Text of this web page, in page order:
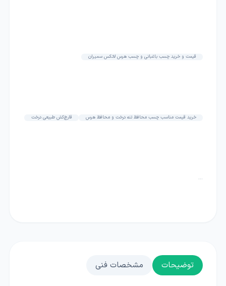
قیمت و خرید چسب باغبانی و چسب هرس لاتکس سمیران
خرید قیمت مناسب چسب محافظ تنه درخت و محافظ هرس قارچ‌کش طبیعی درخت
...
توضیحات مشخصات فنی